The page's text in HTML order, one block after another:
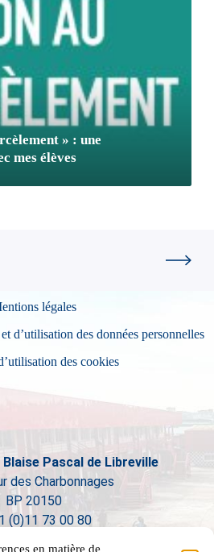
en matière de
» : une
mes élèves
légales
d’utilisation des données personnelles
des cookies
Pascal de Libreville
des Charbonnages
BP 20150
(0)11 73 00 80